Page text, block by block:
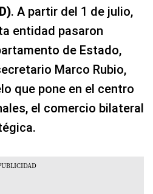
. A partir del 1 de julio,
entidad pasaron
de Estado,
Marco Rubio,
que pone en el centro
el comercio bilateral